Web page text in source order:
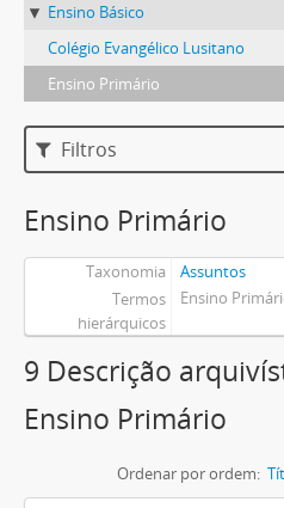
Ensino Básico
Colégio Evangélico Lusitano
Ensino Primário
Filtros
Ensino Primário
Taxonomia
Assuntos
Termos
hierárquicos
Ensino
9 Descrição
Ensino Primário
Ordenar por ordem: